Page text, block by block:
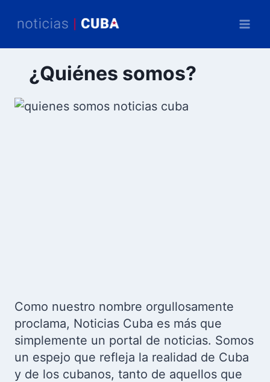
¿Quiénes somos?
Como nuestro nombre orgullosamente
proclama, Noticias Cuba es más que
simplemente un portal de noticias. Somos
un espejo que refleja la realidad de Cuba
y de los cubanos, tanto de aquellos que